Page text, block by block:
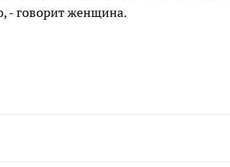
- говорит женщина.